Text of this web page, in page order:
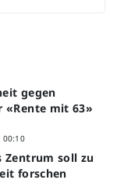
gegen
«Rente mit 63»
00:10
Zentrum soll zu
forschen